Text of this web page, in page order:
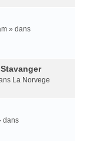
» dans
La Norvege
dans